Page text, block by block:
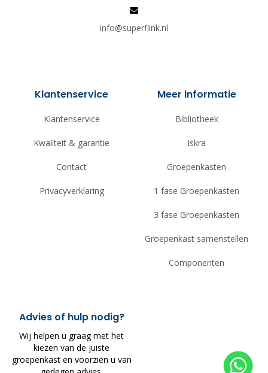
info@superflink.nl
Klantenservice
Klantenservice
Kwaliteit & garantie
Contact
Privacyverklaring
Meer informatie
Bibliotheek
Iskra
Groepenkasten
1 fase Groepenkasten
3 fase Groepenkasten
Groepenkast samenstellen
Componenten
Advies of hulp nodig?
Wij helpen u graag met het
kiezen van de juiste
groepenkast en voorzien u van